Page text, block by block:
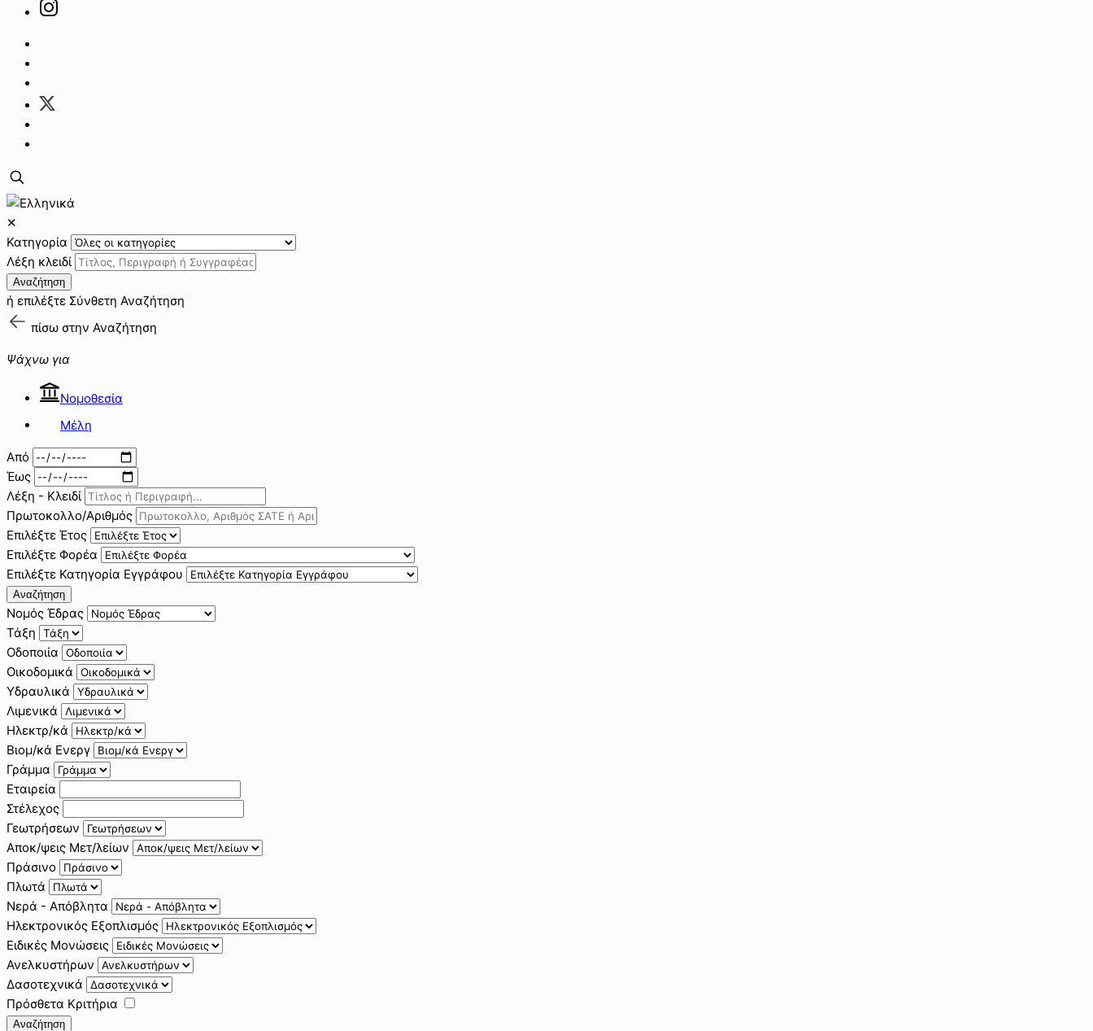
✕
Κατηγορία
Λέξη κλειδί
Αναζήτηση
ή επιλέξτε Σύνθετη Αναζήτηση
πίσω στην Αναζήτηση
Ψάχνω για
Νομοθεσία
Μέλη
Από
Έως
Λέξη - Κλειδί
Πρωτοκολλο/Αριθμός
Επιλέξτε Έτος
Επιλέξτε Φορέα
Επιλέξτε Κατηγορία Εγγράφου
Αναζήτηση
Νομός Έδρας
Τάξη
Οδοποιία
Οικοδομικά
Υδραυλικά
Λιμενικά
Ηλεκτρ/κά
Βιομ/κά Ενεργ
Γράμμα
Εταιρεία
Στέλεχος
Γεωτρήσεων
Αποκ/ψεις Μετ/λείων
Πράσινο
Πλωτά
Νερά - Απόβλητα
Ηλεκτρονικός Εξοπλισμός
Ειδικές Μονώσεις
Ανελκυστήρων
Δασοτεχνικά
Πρόσθετα Κριτήρια
Αναζήτηση